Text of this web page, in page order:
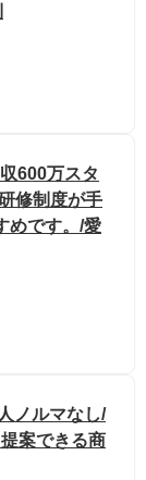
600万スタ
修制度が手
めです。/愛
ノルマなし/
案できる商